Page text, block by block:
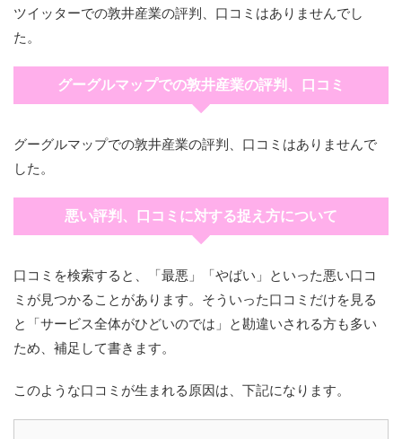
ツイッターでの敦井産業の評判、口コミはありませんでし
た。
グーグルマップでの敦井産業の評判、口コミ
グーグルマップでの敦井産業の評判、口コミはありませんで
した。
悪い評判、口コミに対する捉え方について
口コミを検索すると、「最悪」「やばい」といった悪い口コ
ミが見つかることがあります。そういった口コミだけを見る
と「サービス全体がひどいのでは」と勘違いされる方も多い
ため、補足して書きます。
このような口コミが生まれる原因は、下記になります。